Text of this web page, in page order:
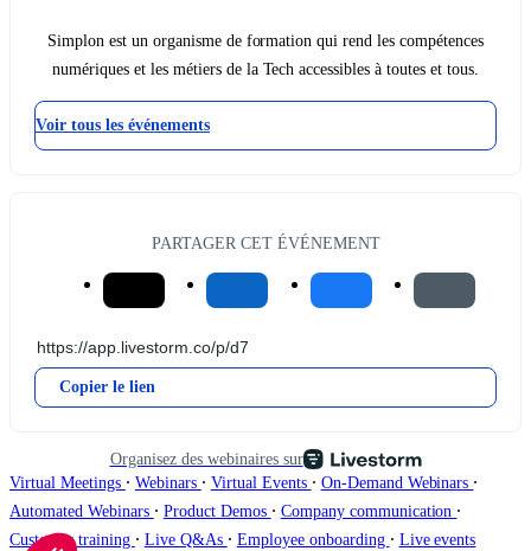
Simplon est un organisme de formation qui rend les compétences
numériques et les métiers de la Tech accessibles à toutes et tous.
Voir tous les événements
PARTAGER CET ÉVÉNEMENT
Copier le lien
Organisez des webinaires sur
Virtual Meetings ∙ Webinars ∙ Virtual Events ∙ On-Demand Webinars ∙
Automated Webinars ∙ Product Demos ∙ Company communication ∙
Customer training ∙ Live Q&As ∙ Employee onboarding ∙ Live events